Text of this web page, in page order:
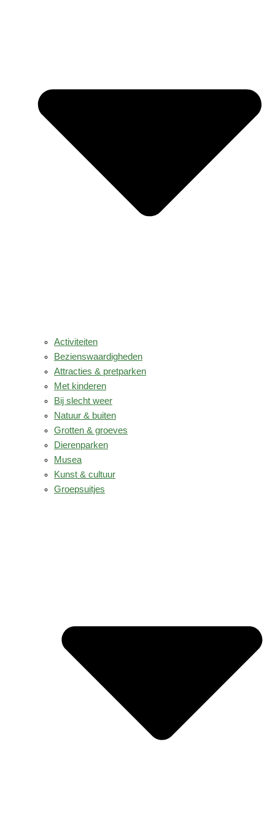
Activiteiten
Bezienswaardigheden
Attracties & pretparken
Met kinderen
Bij slecht weer
Natuur & buiten
Grotten & groeves
Dierenparken
Musea
Kunst & cultuur
Groepsuitjes